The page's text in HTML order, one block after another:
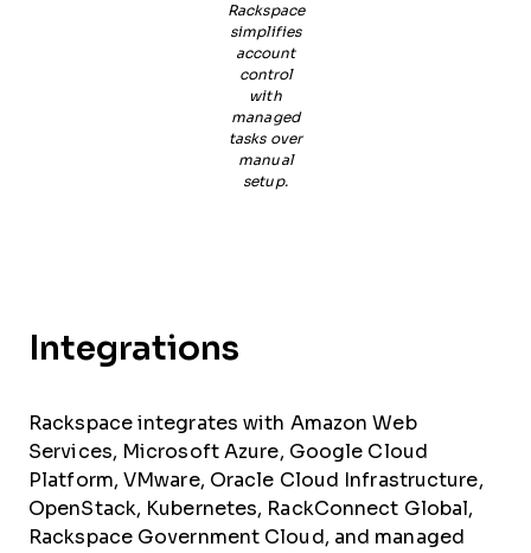
Rackspace
simplifies
account
control
with
managed
tasks over
manual
setup.
Integrations
Rackspace integrates with Amazon Web
Services, Microsoft Azure, Google Cloud
Platform, VMware, Oracle Cloud Infrastructure,
OpenStack, Kubernetes, RackConnect Global,
Rackspace Government Cloud, and managed